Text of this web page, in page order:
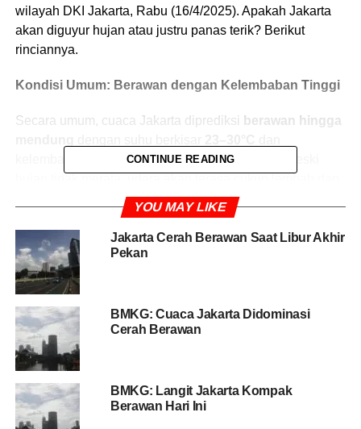
wilayah DKI Jakarta, Rabu (16/4/2025). Apakah Jakarta
akan diguyur hujan atau justru panas terik? Berikut
rinciannya.
Kondisi Umum: Berawan dengan Kelembaban Tinggi
Secara umum, cuaca Jakarta diprediksi
berawan hingga
kelembaban udara mencapai 72–98%. Artinya, meski
Rincian per Wilayah:
Jakarta Pusat & Jakarta Barat:
30°C), kelembaban 72–97%.
Jakarta Utara & Jakarta Timur: Berawan (24–
30°C), kelembaban 72–98%.
Jakarta Selatan:
kelembaban hingga 98%.
Kepulauan Seribu: Hujan ringan
CONTINUE READING
YOU MAY LIKE
Jakarta Cerah Berawan Saat Libur Akhir
Pekan
BMKG: Cuaca Jakarta Didominasi
Cerah Berawan
BMKG: Langit Jakarta Kompak
Berawan Hari Ini